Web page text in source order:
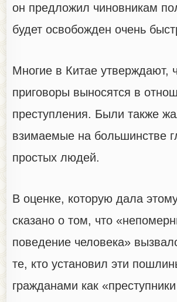
он предложил чиновникам
будет освобожден очень
Многие в Китае утверждают,
приговоры выносятся в
преступления. Были также
взимаемые на большинстве
простых людей.
В оценке, которую дала
сказано о том, что
поведение человека»
те, кто установил эти
гражданами как